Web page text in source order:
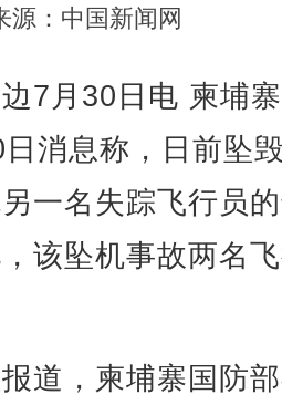
源：中国新闻网
月30日电 柬埔
消息称，日前坠
一名失踪飞行员
该坠机事故两名
，柬埔寨国防